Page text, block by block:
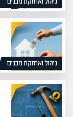
ניהול ואחזקת מבנים
ניהול ואחזקת מבנים